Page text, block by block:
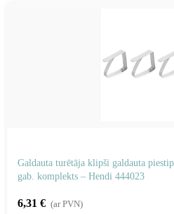
Galdauta turētāja klipši galdauta
gab. komplekts – Hendi 444023
6,31 € (ar PVN)